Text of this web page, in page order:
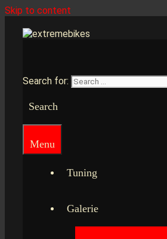
Skip to content
Search for:
Search
Menu
Tuning
Galerie